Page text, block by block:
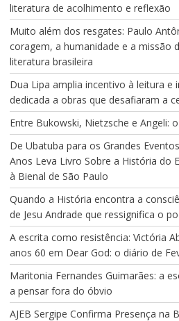
literatura de acolhimento e reflexão
Muito além dos resgates: Paulo
coragem, a humanidade e a missão
literatura brasileira
Dua Lipa amplia incentivo à leitura e
dedicada a obras que desafiaram a
Entre Bukowski, Nietzsche e Angeli:
De Ubatuba para os Grandes
Anos Leva Livro Sobre a História do
à Bienal de São Paulo
Quando a História encontra a
de Jesu Andrade que ressignifica o
A escrita como resistência: Victória
anos 60 em Dear God: o diário de
Maritonia Fernandes Guimarães: a
a pensar fora do óbvio
AJEB Sergipe Confirma Presença na